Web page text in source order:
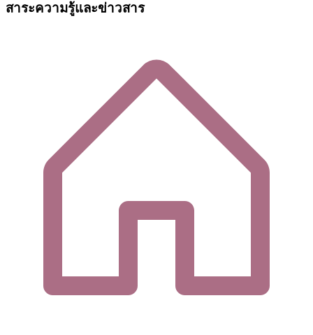
สาระความรู้และข่าวสาร